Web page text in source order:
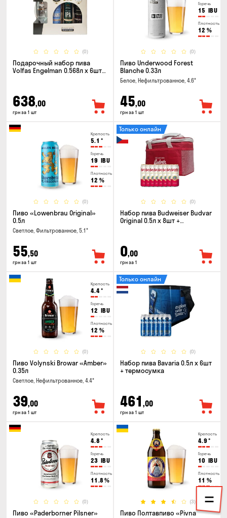
(0)
Подарочный набор пива
Volfas Engelman 0.568л x 6шт +
638,00
грн за 1 шт
Горечь
15 IBU
Плотность
12 %
(0)
Пиво Underwood Forest
Blanche 0.33л
Белое, Нефильтрованное, 4.6°
45,00
грн за 1 шт
Крепость
5.1 °
Горечь
19 IBU
Плотность
12 %
(0)
Пиво «Lowenbrau Original»
0.5л
Светлое, Фильтрованное, 5.1°
55,50
грн за 1 шт
(0)
Только онлайн
Набор пива Budweiser Budvar
Original 0.5л x 8шт +
0,00
грн за 1
Крепость
4.4°
Горечь
12 IBU
Плотность
12 %
(0)
Пиво Volynski Browar «Amber»
0.35л
Светлое, Нефильтрованное, 4.4°
39,00
грн за 1 шт
(0)
Только онлайн
Набор пива Bavaria 0.5л х 6шт
+ термосумка
461 ,00
грн за 1 шт
Крепость
4.8 °
Горечь
23 IBU
Плотность
11.8 %
(0)
Пиво «Paderborner Pilsner»
Крепость
4.9 °
Горечь
10 IBU
Плотность
11 %
(3)
Пиво Полтавпиво «Pivna